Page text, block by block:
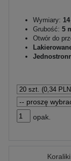
Wymiary:
Grubość: 5
Otwór do
opak.